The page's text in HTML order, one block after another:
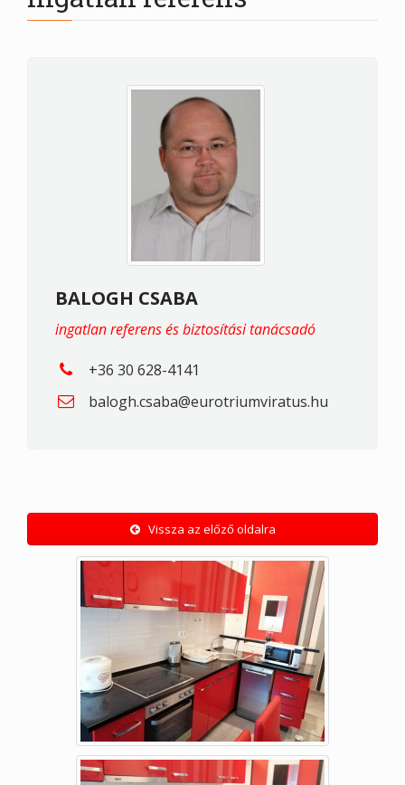
BALOGH CSABA
ingatlan referens és biztosítási tanácsadó
+36 30 628-4141
balogh.csaba@eurotriumviratus.hu
Vissza az előző oldalra